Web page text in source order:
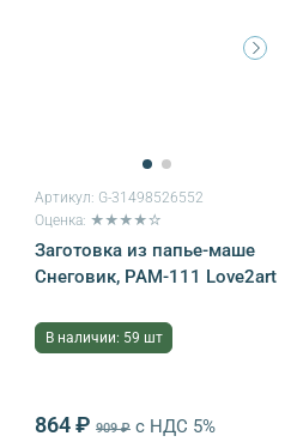
Артикул: G-31498526552
Оценка: ★★★★☆
Заготовка из папье-маше
Снеговик, PAM-111 Love2art
В наличии: 59 шт
864 ₽ 909 ₽ с НДС 5%